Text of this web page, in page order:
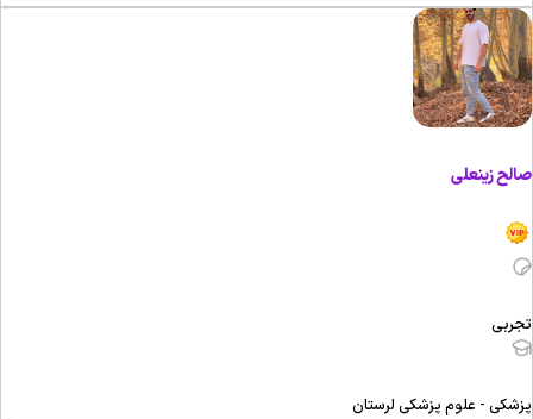
زینعلی
- علوم پزشکی لرستان